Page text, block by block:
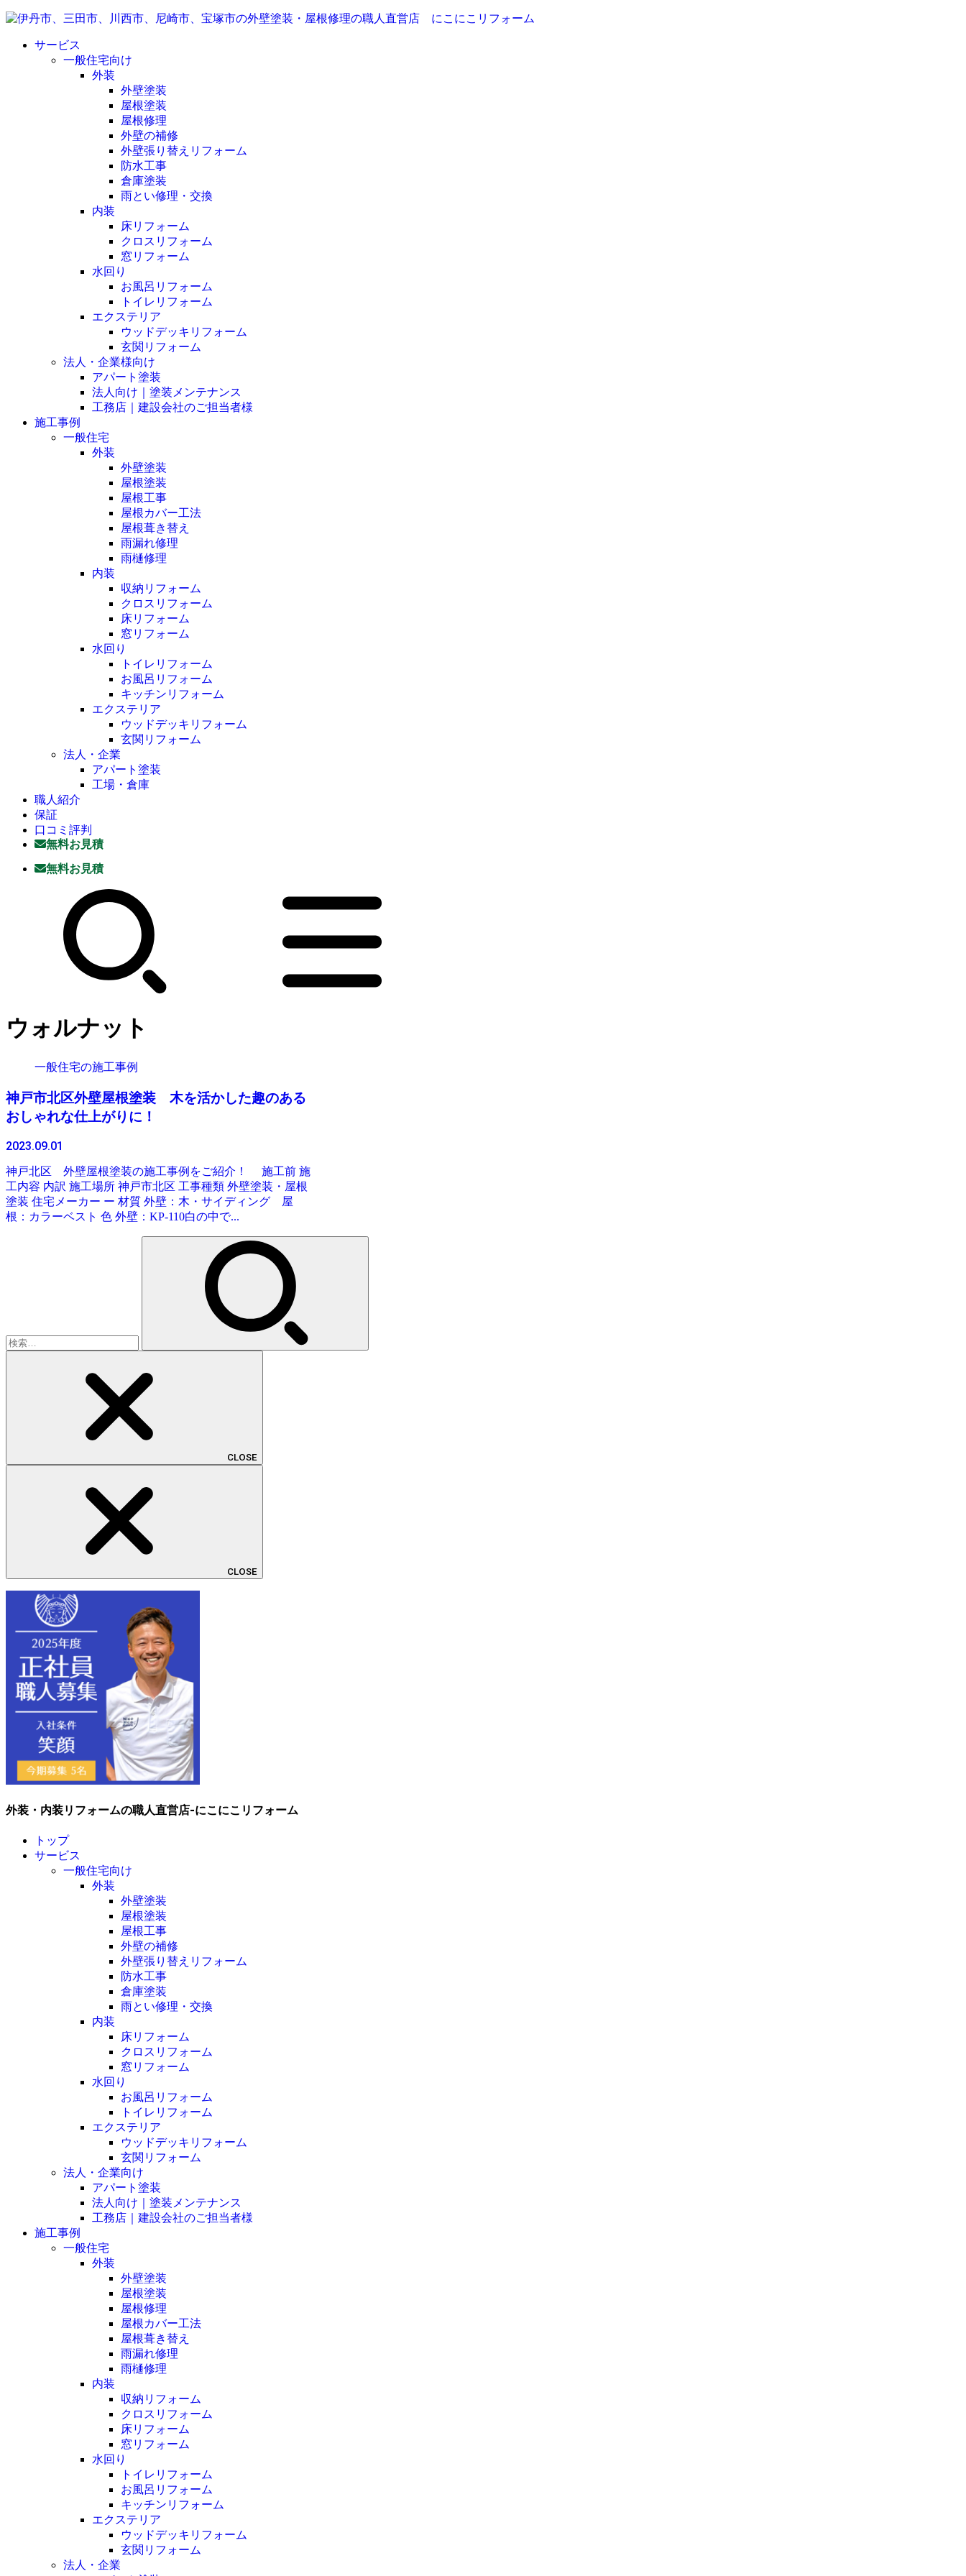
サービス
一般住宅向け
外装
外壁塗装
屋根塗装
屋根修理
外壁の補修
外壁張り替えリフォーム
防水工事
倉庫塗装
雨とい修理・交換
内装
床リフォーム
クロスリフォーム
窓リフォーム
水回り
お風呂リフォーム
トイレリフォーム
エクステリア
ウッドデッキリフォーム
玄関リフォーム
法人・企業様向け
アパート塗装
法人向け｜塗装メンテナンス
工務店｜建設会社のご担当者様
施工事例
一般住宅
外装
外壁塗装
屋根塗装
屋根工事
屋根カバー工法
屋根葺き替え
雨漏れ修理
雨樋修理
内装
収納リフォーム
クロスリフォーム
床リフォーム
窓リフォーム
水回り
トイレリフォーム
お風呂リフォーム
キッチンリフォーム
エクステリア
ウッドデッキリフォーム
玄関リフォーム
法人・企業
アパート塗装
工場・倉庫
職人紹介
保証
口コミ評判
無料お見積
無料お見積
ウォルナット
一般住宅の施工事例
神戸市北区外壁屋根塗装 木を活かした趣のある
おしゃれな仕上がりに！
2023.09.01
神戸北区 外壁屋根塗装の施工事例をご紹介！ 施工前 施
工内容 内訳 施工場所 神戸市北区 工事種類 外壁塗装・屋根
塗装 住宅メーカー ー 材質 外壁：木・サイディング 屋
根：カラーベスト 色 外壁：KP-110白の中で...
CLOSE
CLOSE
外装・内装リフォームの職人直営店-にこにこリフォーム
トップ
サービス
一般住宅向け
外装
外壁塗装
屋根塗装
屋根工事
外壁の補修
外壁張り替えリフォーム
防水工事
倉庫塗装
雨とい修理・交換
内装
床リフォーム
クロスリフォーム
窓リフォーム
水回り
お風呂リフォーム
トイレリフォーム
エクステリア
ウッドデッキリフォーム
玄関リフォーム
法人・企業向け
アパート塗装
法人向け｜塗装メンテナンス
工務店｜建設会社のご担当者様
施工事例
一般住宅
外装
外壁塗装
屋根塗装
屋根修理
屋根カバー工法
屋根葺き替え
雨漏れ修理
雨樋修理
内装
収納リフォーム
クロスリフォーム
床リフォーム
窓リフォーム
水回り
トイレリフォーム
お風呂リフォーム
キッチンリフォーム
エクステリア
ウッドデッキリフォーム
玄関リフォーム
法人・企業